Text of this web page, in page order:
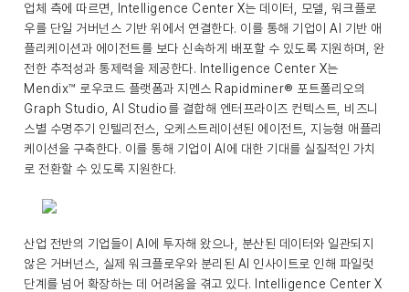
업체 측에 따르면, Intelligence Center X는 데이터, 모델, 워크플로
우를 단일 거버넌스 기반 위에서 연결한다. 이를 통해 기업이 AI 기반 애
플리케이션과 에이전트를 보다 신속하게 배포할 수 있도록 지원하며, 완
전한 추적성과 통제력을 제공한다. Intelligence Center X는
Mendix™ 로우코드 플랫폼과 지멘스 Rapidminer® 포트폴리오의
Graph Studio, AI Studio를 결합해 엔터프라이즈 컨텍스트, 비즈니
스별 수명주기 인텔리전스, 오케스트레이션된 에이전트, 지능형 애플리
케이션을 구축한다. 이를 통해 기업이 AI에 대한 기대를 실질적인 가치
로 전환할 수 있도록 지원한다.
산업 전반의 기업들이 AI에 투자해 왔으나, 분산된 데이터와 일관되지
않은 거버넌스, 실제 워크플로우와 분리된 AI 인사이트로 인해 파일럿
단계를 넘어 확장하는 데 어려움을 겪고 있다. Intelligence Center X